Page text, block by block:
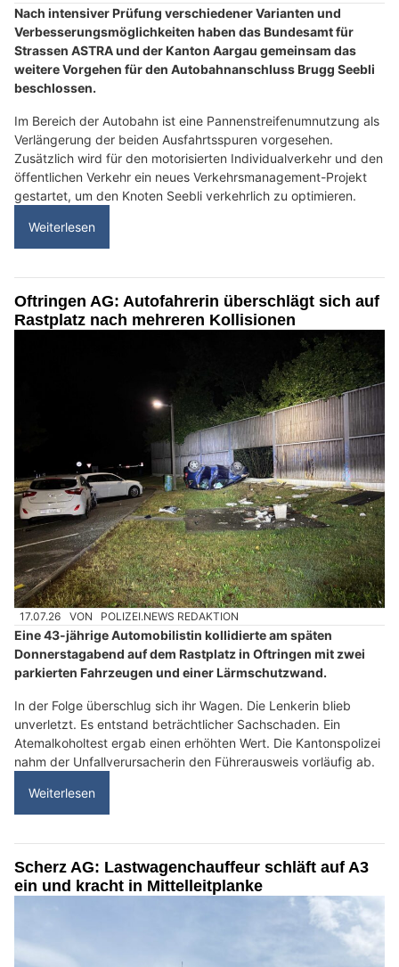
Nach intensiver Prüfung verschiedener Varianten und
Verbesserungsmöglichkeiten haben das Bundesamt für
Strassen ASTRA und der Kanton Aargau gemeinsam das
weitere Vorgehen für den Autobahnanschluss Brugg Seebli
beschlossen.
Im Bereich der Autobahn ist eine Pannenstreifenumnutzung als
Verlängerung der beiden Ausfahrtsspuren vorgesehen.
Zusätzlich wird für den motorisierten Individualverkehr und den
öffentlichen Verkehr ein neues Verkehrsmanagement-Projekt
gestartet, um den Knoten Seebli verkehrlich zu optimieren.
Weiterlesen
Oftringen AG: Autofahrerin überschlägt sich auf
Rastplatz nach mehreren Kollisionen
17.07.26 VON POLIZEI.NEWS REDAKTION
Eine 43-jährige Automobilistin kollidierte am späten
Donnerstagabend auf dem Rastplatz in Oftringen mit zwei
parkierten Fahrzeugen und einer Lärmschutzwand.
In der Folge überschlug sich ihr Wagen. Die Lenkerin blieb
unverletzt. Es entstand beträchtlicher Sachschaden. Ein
Atemalkoholtest ergab einen erhöhten Wert. Die Kantonspolizei
nahm der Unfallverursacherin den Führerausweis vorläufig ab.
Weiterlesen
Scherz AG: Lastwagenchauffeur schläft auf A3
ein und kracht in Mittelleitplanke